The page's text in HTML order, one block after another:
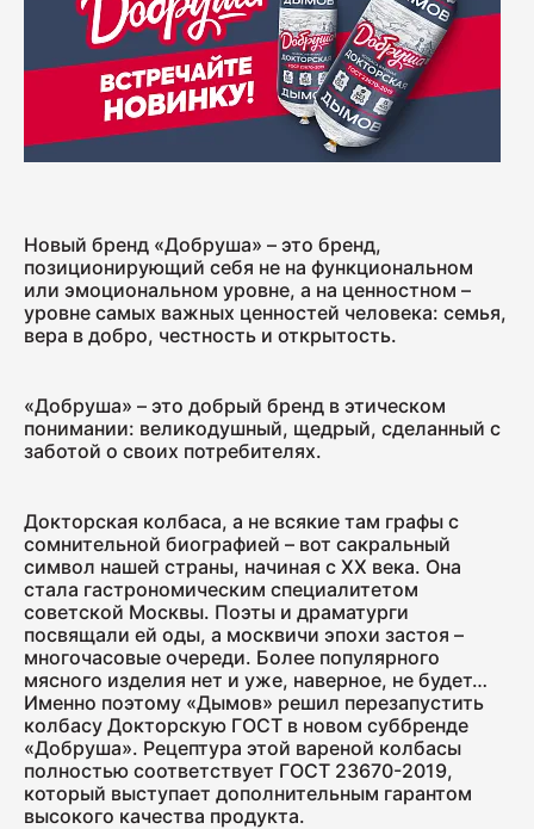
Колбаса
ПОПУЛЯРНЫЕ ТОВАРЫ
Нарезка Сервелат "Кремлёвский"
110
Нарезка Индейка варёно-копчёная
70
Колбаса сырокопчёная Сальчичон
260
Ветчина "Для тостов"
1700
Колбаса полукопчёная "Краковская"
Новый бренд «Добруша» – это бренд,
позиционирующий себя не на функциональном
или эмоциональном уровне, а на ценностном –
уровне самых важных ценностей человека: семья,
вера в добро, честность и открытость.
«Добруша» – это добрый бренд в этическом
понимании: великодушный, щедрый, сделанный с
заботой о своих потребителях.
Докторская колбаса, а не всякие там графы с
сомнительной биографией – вот сакральный
символ нашей страны, начиная с XX века. Она
стала гастрономическим специалитетом
советской Москвы. Поэты и драматурги
посвящали ей оды, а москвичи эпохи застоя –
многочасовые очереди. Более популярного
мясного изделия нет и уже, наверное, не будет…
Именно поэтому «Дымов» решил перезапустить
колбасу Докторскую ГОСТ в новом суббренде
«Добруша». Рецептура этой вареной колбасы
полностью соответствует ГОСТ 23670-2019,
который выступает дополнительным гарантом
высокого качества продукта.